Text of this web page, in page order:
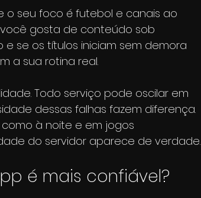
o seu foco é futebol e canais ao
você gosta de conteúdo sob
se os títulos iniciam sem demora
a sua rotina real.
Todo serviço pode oscilar em
dessas falhas fazem diferença.
à noite e em jogos
do servidor aparece de verdade.
é mais confiável?